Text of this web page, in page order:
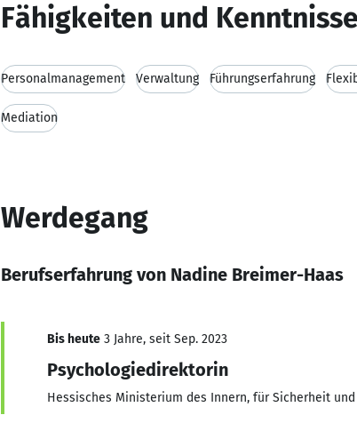
Fähigkeiten und Kenntnisse
Personalmanagement Verwaltung Führungserfahrung
Mediation
Werdegang
Berufserfahrung von Nadine Breimer-Haas
Bis heute 3 Jahre, seit Sep. 2023
Psychologiedirektorin
Hessisches Ministerium des Innern, für Sicherheit